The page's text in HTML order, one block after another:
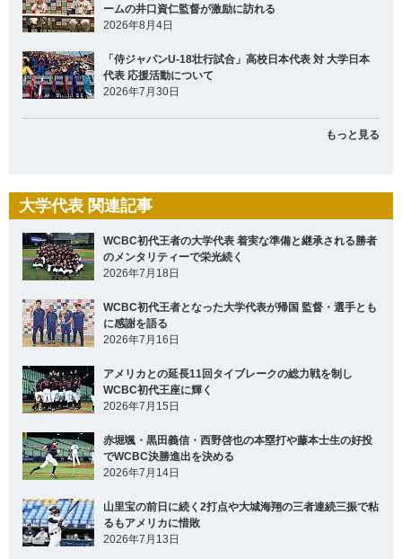
ームの井口資仁監督が激励に訪れる
2026年8月4日
「侍ジャパンU-18壮行試合」高校日本代表 対 大学日本
代表 応援活動について
2026年7月30日
もっと見る
大学代表 関連記事
WCBC初代王者の大学代表 着実な準備と継承される勝者
のメンタリティーで栄光続く
2026年7月18日
WCBC初代王者となった大学代表が帰国 監督・選手とも
に感謝を語る
2026年7月16日
アメリカとの延長11回タイブレークの総力戦を制し
WCBC初代王座に輝く
2026年7月15日
赤堀颯・黒田義信・西野啓也の本塁打や藤本士生の好投
でWCBC決勝進出を決める
2026年7月14日
山里宝の前日に続く2打点や大城海翔の三者連続三振で粘
るもアメリカに惜敗
2026年7月13日